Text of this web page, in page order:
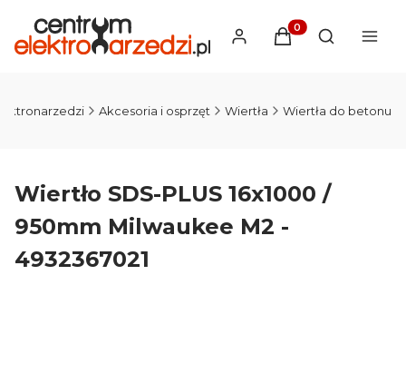
Produkty w
Otwórz
Akcesoria i osprzęt Wiertła Wiertła do betonu
Wiertło SDS-PLUS 16x1000 /
950mm Milwaukee M2 -
4932367021